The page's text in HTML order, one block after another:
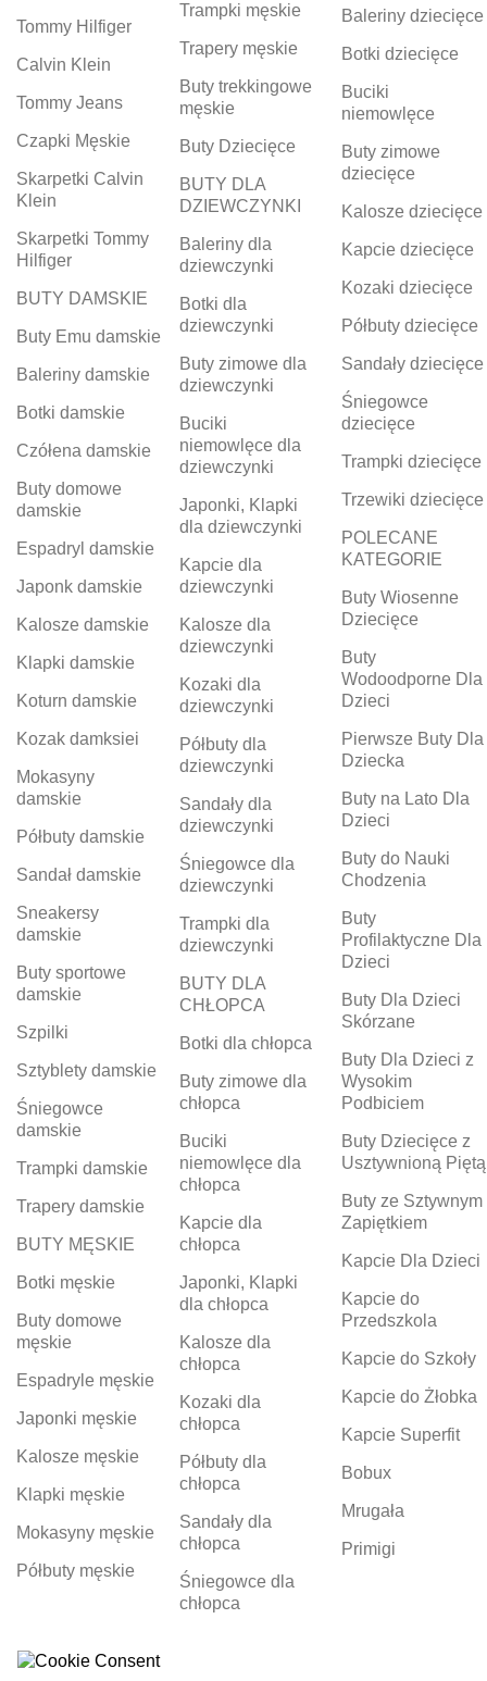
Tommy Hilfiger
Calvin Klein
Tommy Jeans
Czapki Męskie
Skarpetki Calvin
Klein
Skarpetki Tommy
Hilfiger
BUTY DAMSKIE
Buty Emu damskie
Baleriny damskie
Botki damskie
Czółena damskie
Buty domowe
damskie
Espadryl damskie
Japonk damskie
Kalosze damskie
Klapki damskie
Koturn damskie
Kozak damksiei
Mokasyny
damskie
Półbuty damskie
Sandał damskie
Sneakersy
damskie
Buty sportowe
damskie
Szpilki
Sztyblety damskie
Śniegowce
damskie
Trampki damskie
Trapery damskie
BUTY MĘSKIE
Botki męskie
Buty domowe
męskie
Espadryle męskie
Japonki męskie
Kalosze męskie
Klapki męskie
Mokasyny męskie
Półbuty męskie
Trampki męskie
Trapery męskie
Buty trekkingowe
męskie
Buty Dziecięce
BUTY DLA
DZIEWCZYNKI
Baleriny dla
dziewczynki
Botki dla
dziewczynki
Buty zimowe dla
dziewczynki
Buciki
niemowlęce dla
dziewczynki
Japonki, Klapki
dla dziewczynki
Kapcie dla
dziewczynki
Kalosze dla
dziewczynki
Kozaki dla
dziewczynki
Półbuty dla
dziewczynki
Sandały dla
dziewczynki
Śniegowce dla
dziewczynki
Trampki dla
dziewczynki
BUTY DLA
CHŁOPCA
Botki dla chłopca
Buty zimowe dla
chłopca
Buciki
niemowlęce dla
chłopca
Kapcie dla
chłopca
Japonki, Klapki
dla chłopca
Kalosze dla
chłopca
Kozaki dla
chłopca
Półbuty dla
chłopca
Sandały dla
chłopca
Śniegowce dla
chłopca
Baleriny dziecięce
Botki dziecięce
Buciki
niemowlęce
Buty zimowe
dziecięce
Kalosze dziecięce
Kapcie dziecięce
Kozaki dziecięce
Półbuty dziecięce
Sandały dziecięce
Śniegowce
dziecięce
Trampki dziecięce
Trzewiki dziecięce
POLECANE
KATEGORIE
Buty Wiosenne
Dziecięce
Buty
Wodoodporne Dla
Dzieci
Pierwsze Buty Dla
Dziecka
Buty na Lato Dla
Dzieci
Buty do Nauki
Chodzenia
Buty
Profilaktyczne Dla
Dzieci
Buty Dla Dzieci
Skórzane
Buty Dla Dzieci z
Wysokim
Podbiciem
Buty Dziecięce z
Usztywnioną Piętą
Buty ze Sztywnym
Zapiętkiem
Kapcie Dla Dzieci
Kapcie do
Przedszkola
Kapcie do Szkoły
Kapcie do Żłobka
Kapcie Superfit
Bobux
Mrugała
Primigi